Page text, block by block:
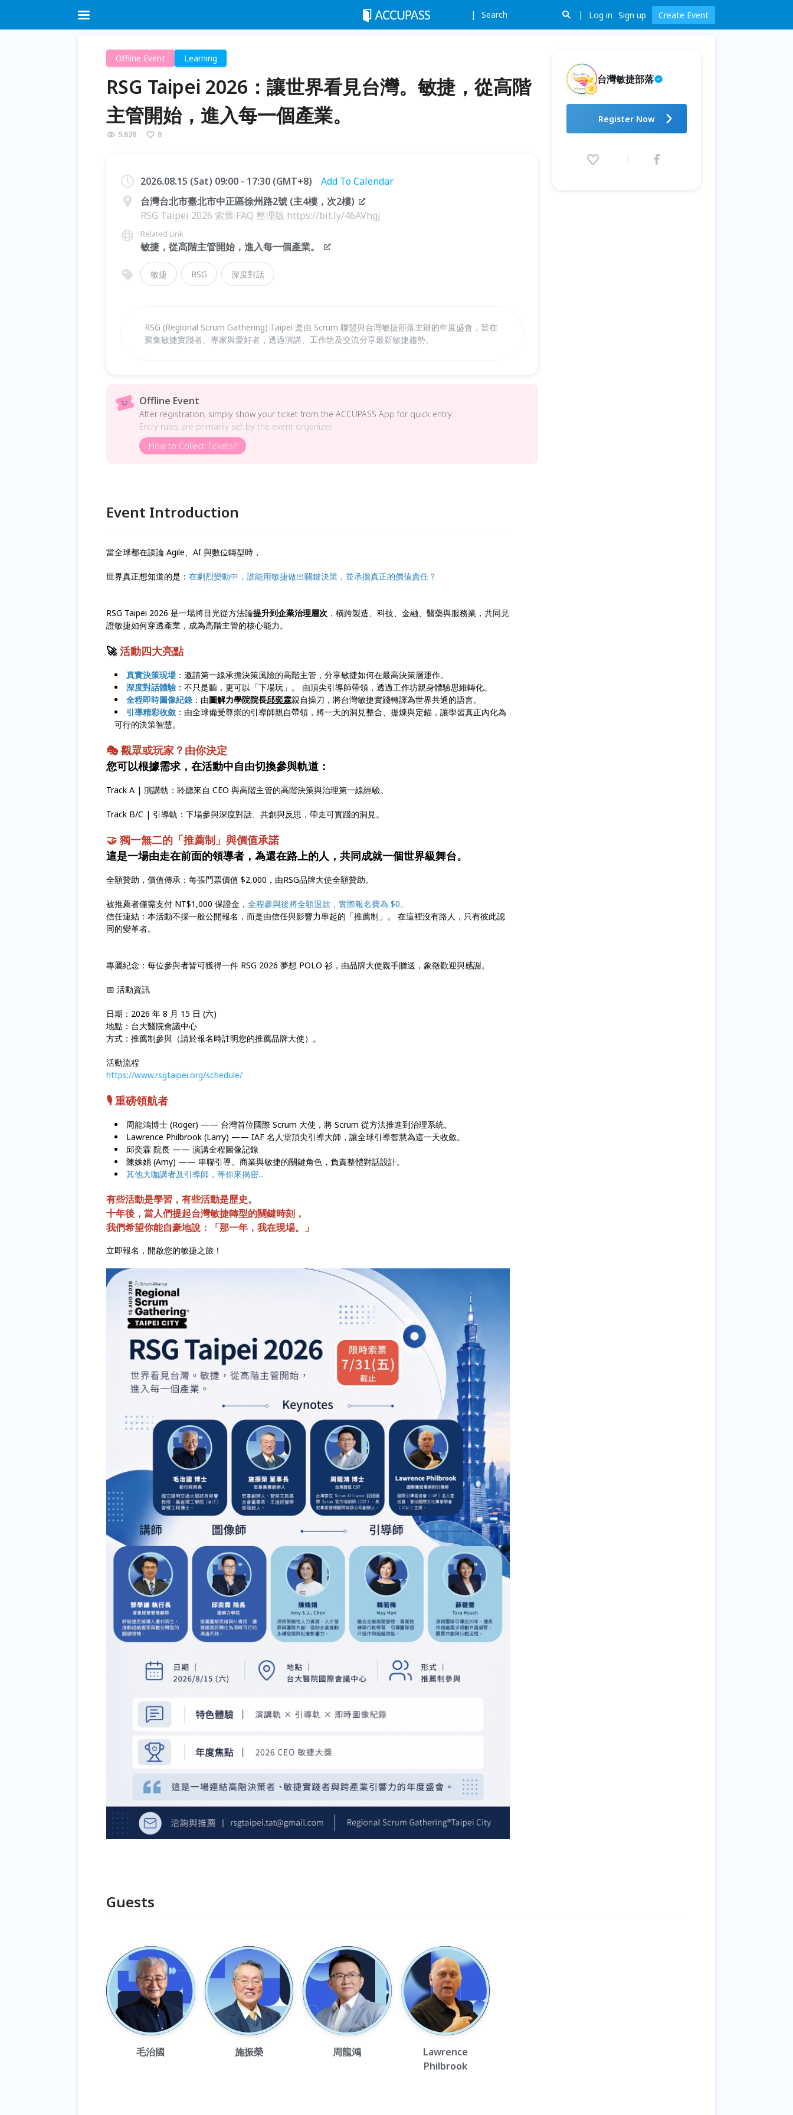
Search Log in Sign up Create Event
Offline Event Learning
RSG Taipei 2026：讓世界看見台灣。敏捷，從高階
主管開始，進入每一個產業。
9,838 8
2026.08.15 (Sat) 09:00 - 17:30 (GMT+8)
Add To Calendar
台灣台北市臺北市中正區徐州路2號 (主4樓，次2樓)
RSG Taipei 2026 索票 FAQ 整理版 https://bit.ly/46AVhgj
Related Link
敏捷，從高階主管開始，進入每一個產業。
敏捷 RSG 深度對話
RSG (Regional Scrum Gathering) Taipei 是由 Scrum 聯盟與台灣敏捷部落主辦的年度盛會，旨在
聚集敏捷實踐者、專家與愛好者，透過演講、工作坊及交流分享最新敏捷趨勢。
Offline Event
After registration, simply show your ticket from the ACCUPASS App for quick entry.
Entry rules are primarily set by the event organizer.
How to Collect Tickets?
Event Introduction
當全球都在談論 Agile、AI 與數位轉型時，
世界真正想知道的是： 在劇烈變動中，誰能用敏捷做出關鍵決策，並承擔真正的價值責任？
RSG Taipei 2026 是一場將目光從方法論提升到企業治理層次 ，橫跨製造、科技、金融、醫藥與服務業，共同見
證敏捷如何穿透產業，成為高階主管的核心能力。
🚀活動四大亮點
真實決策現場：邀請第一線承擔決策風險的高階主管，分享敏捷如何在最高決策層運作。
深度對話體驗 ：不只是聽，更可以「下場玩」。 由頂尖引導師帶領，透過工作坊親身體驗思維轉化。
全程即時圖像紀錄 ：由圖解力學院院長邱奕霖親自操刀，將台灣敏捷實踐轉譯為世界共通的語言。
引導精彩收斂 ：由全球備受尊崇的引導師親自帶領，將一天的洞見整合、提煉與定錨，讓學習真正內化為
可行的決策智慧。
🎭 觀眾或玩家？由你決定
您可以根據需求，在活動中自由切換參與軌道：
Track A | 演講軌：聆聽來自 CEO 與高階主管的高階決策與治理第一線經驗。
Track B/C | 引導軌：下場參與深度對話、共創與反思，帶走可實踐的洞見。
🤝 獨一無二的「推薦制」與價值承諾
這是一場由走在前面的領導者，為還在路上的人，共同成就一個世界級舞台。
全額贊助，價值傳承：每張門票價值 $2,000，由RSG品牌大使全額贊助。
被推薦者僅需支付 NT$1,000 保證金， 全程參與後將全額退款，實際報名費為 $0。
信任連結：本活動不採一般公開報名，而是由信任與影響力串起的「推薦制」。 在這裡沒有路人，只有彼此認
同的變革者。
專屬紀念：每位參與者皆可獲得一件 RSG 2026 夢想 POLO 衫，由品牌大使親手贈送，象徵歡迎與感謝。
📅 活動資訊
日期：2026 年 8 月 15 日 (六)
地點：台大醫院會議中心
方式：推薦制參與（請於報名時註明您的推薦品牌大使）。
活動流程
https://www.rsgtaipei.org/schedule/
🎙️ 重磅領航者
周龍鴻博士 (Roger) —— 台灣首位國際 Scrum 大使，將 Scrum 從方法推進到治理系統。
Lawrence Philbrook (Larry) —— IAF 名人堂頂尖引導大師，讓全球引導智慧為這一天收斂。
邱奕霖 院長 —— 演講全程圖像記錄
陳姝娟 (Amy) —— 串聯引導、商業與敏捷的關鍵角色，負責整體對話設計。
其他大咖講者及引導師，等你來揭密...
有些活動是學習，有些活動是歷史。
十年後，當人們提起台灣敏捷轉型的關鍵時刻，
我們希望你能自豪地說：「那一年，我在現場。」
立即報名，開啟您的敏捷之旅！
台灣敏捷部落
台灣。敏捷，從高階主管開始，
進入每一個產業。
(GMT+8)
Register Now
Guests
毛治國 施振榮 周龍鴻
Lawrence
Philbrook